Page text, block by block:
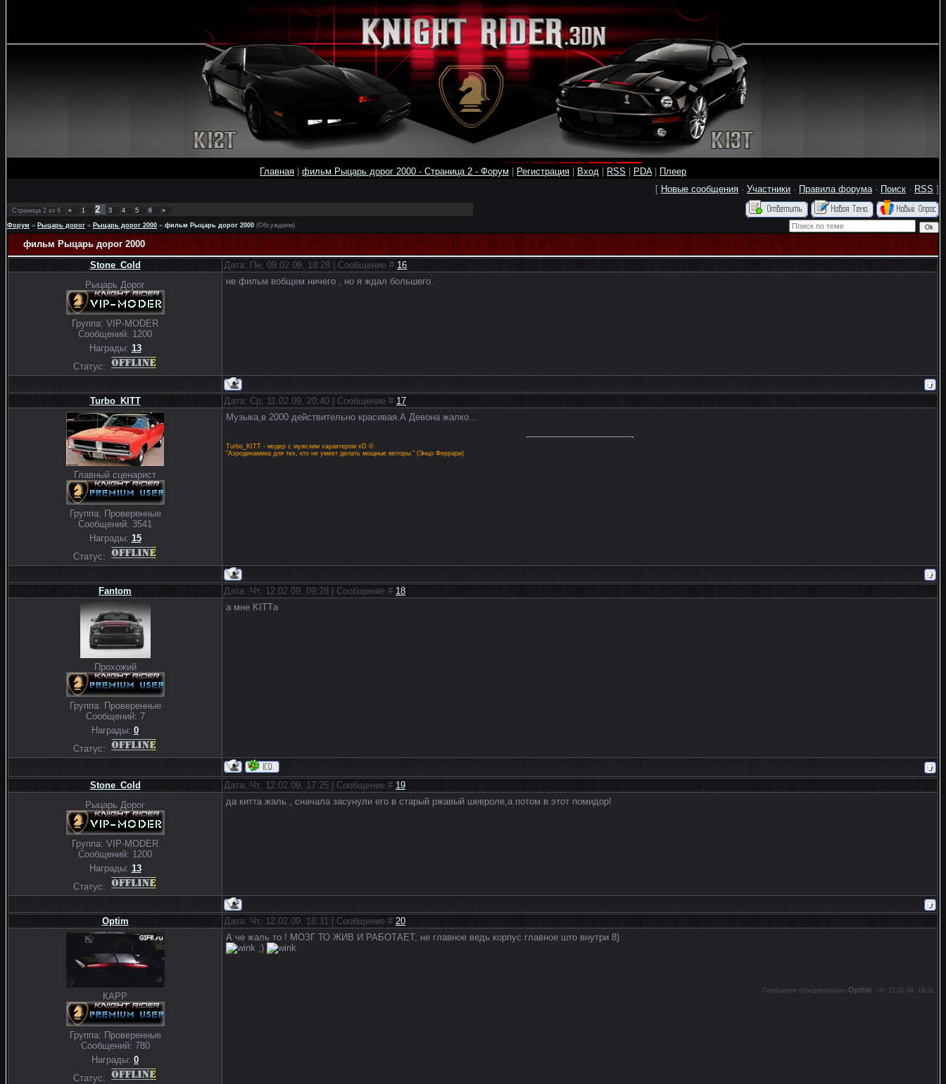
Главная фильм Рыцарь дорог 2000 - Страница 2 - Форум Регистрация Вход RSS PDA|
Плеер
[ Новые сообщения · Участники · Правила форума· Поиск · RSS ]
Страница 2 из 6 « 1 2 3 4 5 6 »
Форум » Рыцарь дорог » Рыцарь дорог 2000 » фильм Рыцарь дорог 2000 (Обсуждаем)
фильм Рыцарь дорог 2000
Stone_Cold
Дата: Пн, 09.02.09, 18:28 | Сообщение # 16
Рыцарь Дорог
Группа: VIP-MODER
Сообщений: 1200
Награды: 13
Статус:
не фильм вобщем ничего , но я ждал большего.
Turbo_KITT Дата: Ср, 11.02.09, 20:40 | Сообщение # 17
Главный сценарист
Группа: Проверенные
Сообщений: 3541
Награды: 15
Статус:
Музыка,в 2000 действительно красивая.А Девона жалко...
Turbo_KITT - модер с мужским характером xD ©
"Аэродинамика для тех, кто не умеет делать мощные моторы." (Энцо Феррари)
Fantom Дата: Чт, 12.02.09, 09:28 | Сообщение # 18
Прохожий
Группа: Проверенные
Сообщений: 7
Награды: 0
Статус:
а мне KITTа
Stone_Cold Дата: Чт, 12.02.09, 17:25 | Сообщение # 19
Рыцарь Дорог
Группа: VIP-MODER
Сообщений: 1200
Награды: 13
Статус:
да китта жаль , сначала засунули его в старый ржавый шевроле,а потом в этот помидор!
Optim Дата: Чт, 12.02.09, 18:31 | Сообщение # 20
КАРР
Группа: Проверенные
Сообщений: 780
Награды: 0
Статус:
А че жаль то ! МОЗГ ТО ЖИВ И РАБОТАЕТ, не главное ведь корпус главное што внутри 8)
;)
Сообщение отредактировал Optim - Чт, 12.02.09, 18:31